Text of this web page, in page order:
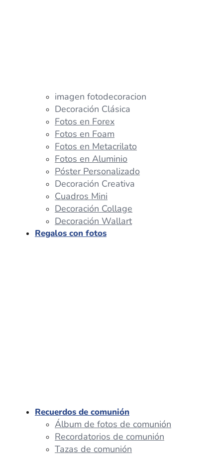
imagen fotodecoracion
Decoración Clásica
Fotos en Forex
Fotos en Foam
Fotos en Metacrilato
Fotos en Aluminio
Póster Personalizado
Decoración Creativa
Cuadros Mini
Decoración Collage
Decoración Wallart
Regalos con fotos
Recuerdos de comunión
Álbum de fotos de comunión
Recordatorios de comunión
Tazas de comunión